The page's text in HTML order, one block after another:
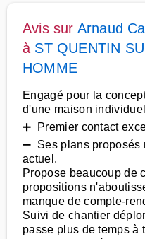
Avis sur Arnaud
à ST QUENTIN
HOMME
Engagé pour la
d'une maison
➕ Premier contact
➖ Ses plans proposés
actuel.
Propose beaucoup de
propositions
manque de compte-
Suivi de chantier
passe plus de temps à